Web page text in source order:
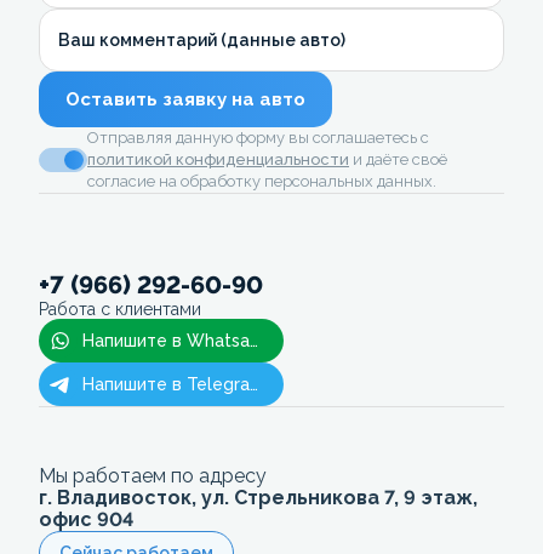
Ваш комментарий (данные авто)
Оставить заявку на авто
Отправляя данную форму вы соглашаетесь с
политикой конфиденциальности и даёте своё
согласие на обработку персональных данных.
+7 (966) 292-60-90
Работа с клиентами
Напишите в Whatsapp
Напишите в Telegram
Мы работаем по адресу
г. Владивосток, ул. Стрельникова 7, 9 этаж,
офис 904